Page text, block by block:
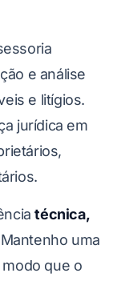
e análise
e litígios.
jurídica em
técnica,
Mantenho uma
que o